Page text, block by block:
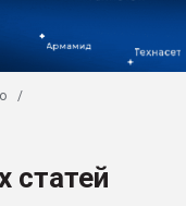
28.07.2026
статей